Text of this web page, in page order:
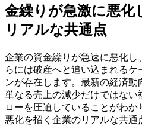
金繰りが急激に悪化
リアルな共通点
企業の資金繰りが急速に悪化し
らには破産へと追い込まれる
ンが存在します。最新の経済動
単なる売上の減少だけではない
ローを圧迫していることがわか
悪化を招く企業のリアルな共通